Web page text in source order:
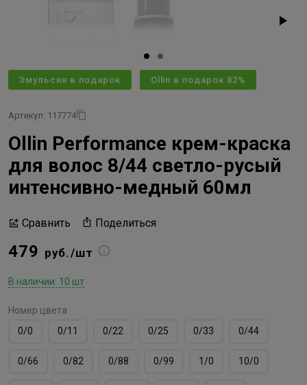
Эмульсия в подарок Ollin в подарок 82%
Артикул: 117774
Ollin Performance крем-краска
для волос 8/44 светло-русый
интенсивно-медный 60мл
Сравнить Поделиться
479 руб./шт
В наличии: 10 шт
Номер цвета
0/0
0/11 0/22 0/25 0/33 0/44
0/66 0/82 0/88 0/99 1/0 10/0